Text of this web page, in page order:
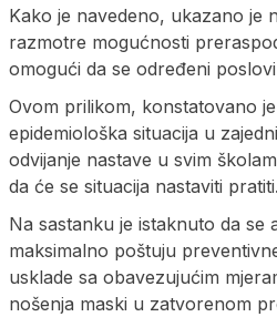
Kako je navedeno, ukazano je
razmotre mogućnosti
omogući da se određeni
Ovom prilikom, konstatovano
epidemiološka situacija u
odvijanje nastave u svim
da će se situacija nastaviti pratiti.
Na sastanku je istaknuto da se
maksimalno poštuju
usklade sa obavezujućim
nošenja maski u zatvorenom